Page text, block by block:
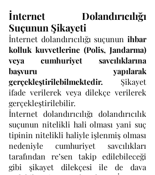
İnternet Dolandırıcılığı
Suçunun Şikayeti
İnternet dolandırıcılığı suçunun ihbar
kolluk kuvvetlerine (Polis, Jandarma)
veya cumhuriyet savcılıklarına
başvuru yapılarak
gerçekleştirilebilmektedir. Şikayet
ifade verilerek veya dilekçe verilerek
gerçekleştirilebilir.
İnternet dolandırıcılığı dolandırıcılık
suçunun nitelikli hali olması yani suç
tipinin nitelikli haliyle işlenmiş olması
nedeniyle cumhuriyet savcılıkları
tarafından re’sen takip edilebileceği
gibi şikayet dilekçesi ile de dava